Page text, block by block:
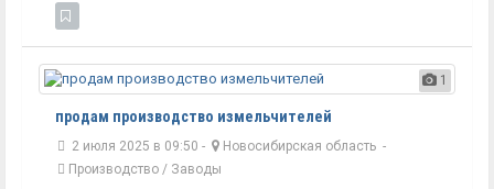
1
продам производство измельчителей
2 июля 2025 в 09:50 - Новосибирская область -
Производство / Заводы